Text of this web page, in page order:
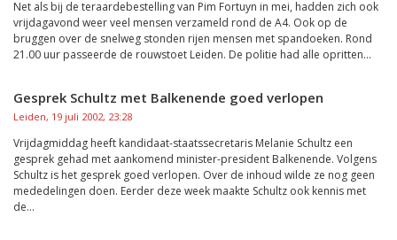
Net als bij de teraardebestelling van Pim Fortuyn in mei, hadden zich ook
vrijdagavond weer veel mensen verzameld rond de A4. Ook op de
bruggen over de snelweg stonden rijen mensen met spandoeken. Rond
21.00 uur passeerde de rouwstoet Leiden. De politie had alle opritten...
Gesprek Schultz met Balkenende goed verlopen
Leiden, 19 juli 2002, 23:28
Vrijdagmiddag heeft kandidaat-staatssecretaris Melanie Schultz een
gesprek gehad met aankomend minister-president Balkenende. Volgens
Schultz is het gesprek goed verlopen. Over de inhoud wilde ze nog geen
mededelingen doen. Eerder deze week maakte Schultz ook kennis met
de...